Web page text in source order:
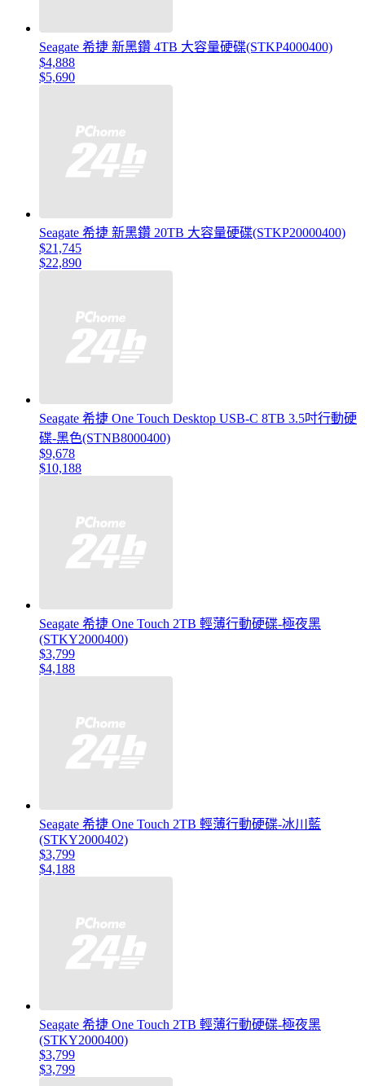
Seagate 希捷 新黑鑽 4TB 大容量硬碟(STKP4000400)
$4,888
$5,690
Seagate 希捷 新黑鑽 20TB 大容量硬碟(STKP20000400)
$21,745
$22,890
Seagate 希捷 One Touch Desktop USB-C 8TB 3.5吋行動硬
碟-黑色(STNB8000400)
$9,678
$10,188
Seagate 希捷 One Touch 2TB 輕薄行動硬碟-極夜黑
(STKY2000400)
$3,799
$4,188
Seagate 希捷 One Touch 2TB 輕薄行動硬碟-冰川藍
(STKY2000402)
$3,799
$4,188
Seagate 希捷 One Touch 2TB 輕薄行動硬碟-極夜黑
(STKY2000400)
$3,799
$3,799